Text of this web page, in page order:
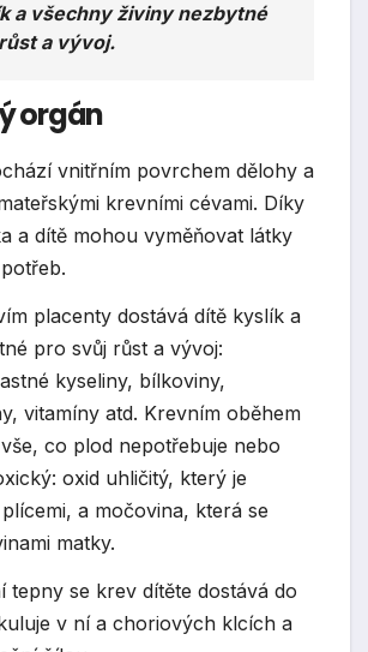
a všechny živiny nezbytné
a vývoj.
orgán
vnitřním povrchem dělohy a
krevními cévami. Díky
a dítě mohou vyměňovat látky
placenty dostává dítě kyslík a
pro svůj růst a vývoj:
kyseliny, bílkoviny,
vitamíny atd. Krevním oběhem
co plod nepotřebuje nebo
oxid uhličitý, který je
a močovina, která se
matky.
tepny se krev dítěte dostává do
v ní a choriových klcích a